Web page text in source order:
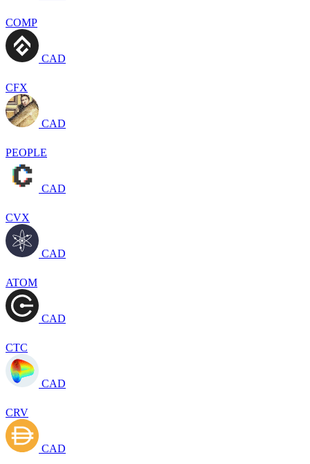
COMP
CAD
CFX
CAD
PEOPLE
CAD
CVX
CAD
ATOM
CAD
CTC
CAD
CRV
CAD